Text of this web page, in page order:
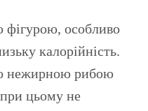
фігурою, особливо
калорійність.
нежирною рибою
при цьому не